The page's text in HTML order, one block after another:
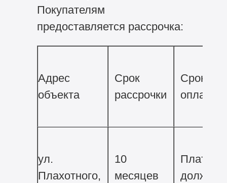
Покупателям
предоставляется рассрочка:
Адрес
объекта
Срок
рассрочки
Срок
оплаты
ул.
Плахотного,
10
месяцев
Платежи
должны